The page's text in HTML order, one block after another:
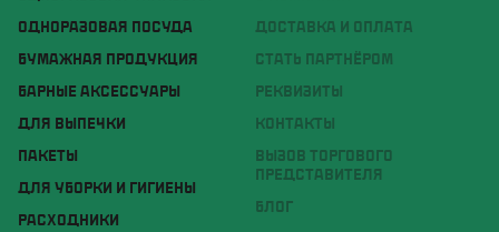
ОДНОРАЗОВАЯ ПОСУДА
БУМАЖНАЯ ПРОДУКЦИЯ
БАРНЫЕ АКСЕССУАРЫ
ДЛЯ ВЫПЕЧКИ
ПАКЕТЫ
ДЛЯ УБОРКИ И ГИГИЕНЫ
РАСХОДНИКИ
ДОСТАВКА И ОПЛАТА
СТАТЬ ПАРТНЁРОМ
РЕКВИЗИТЫ
КОНТАКТЫ
ВЫЗОВ ТОРГОВОГО
ПРЕДСТАВИТЕЛЯ
БЛОГ